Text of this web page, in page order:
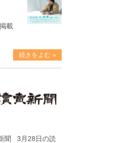
載
続きをよむ »
聞 3月28日の読